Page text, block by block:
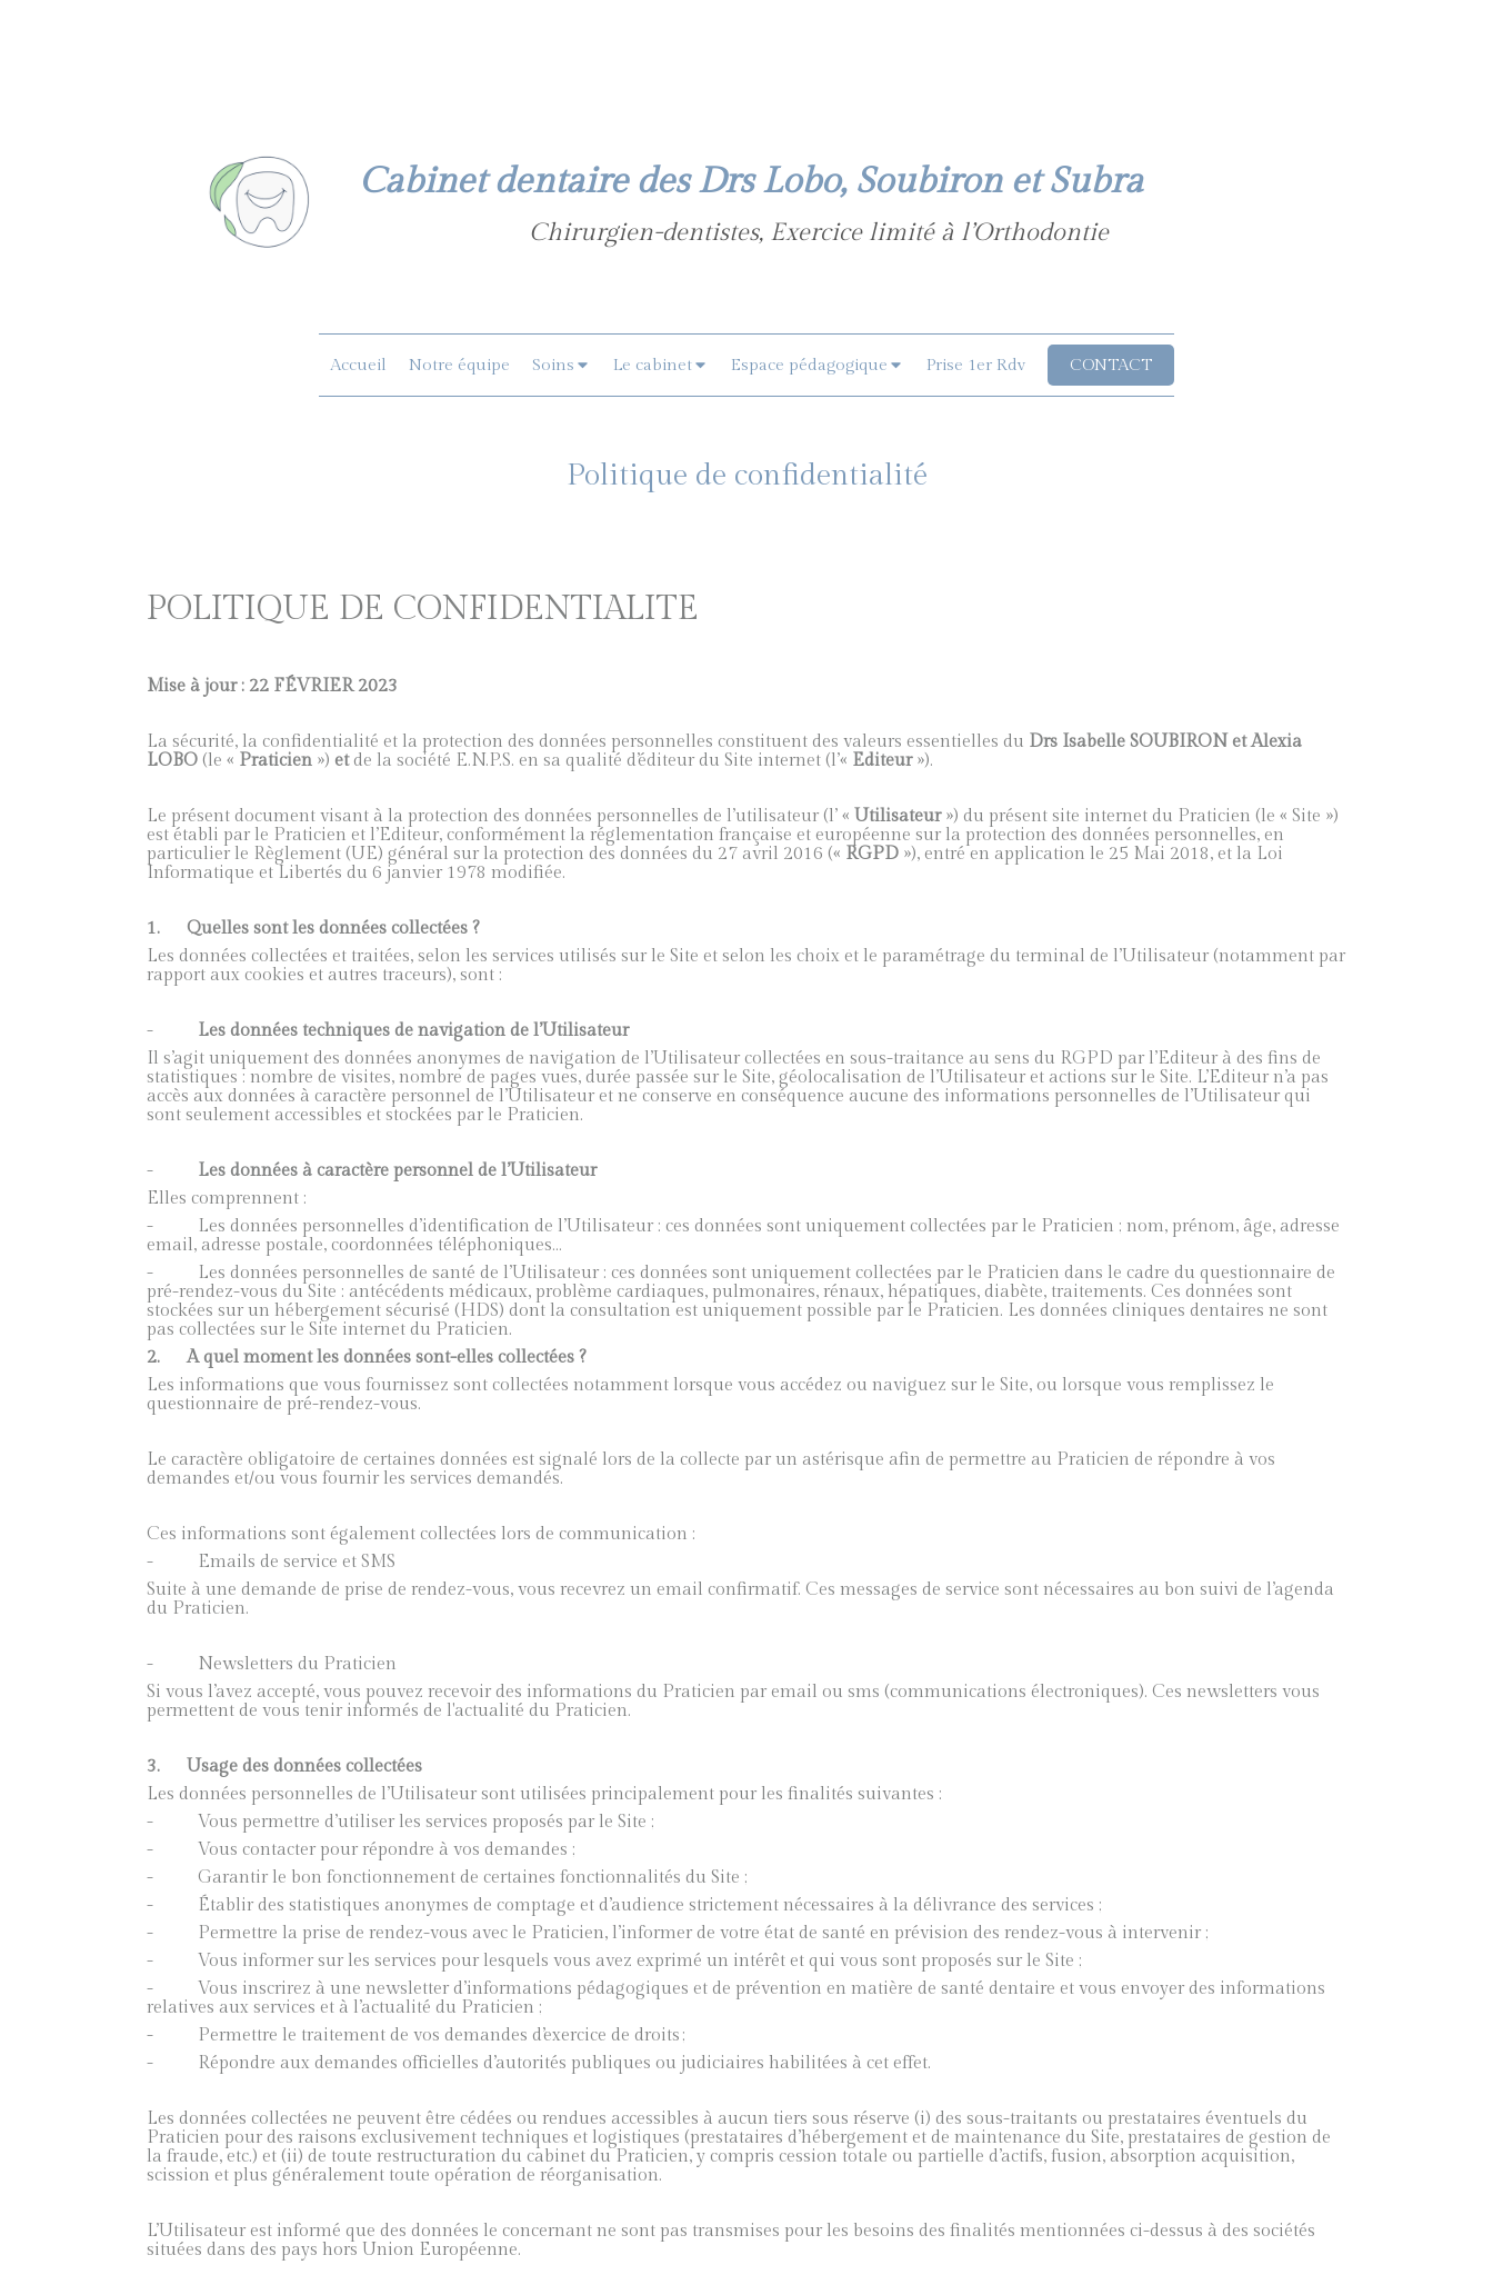
Cabinet dentaire des Drs Lobo, Soubiron et Subra
Chirurgien-dentistes, Exercice limité à l’Orthodontie
Accueil Notre équipe Soins Le cabinet Espace pédagogique Prise 1er Rdv CONTACT
Politique de confidentialité
POLITIQUE DE CONFIDENTIALITE
Mise à jour : 22 FÉVRIER 2023
La sécurité, la confidentialité et la protection des données personnelles constituent des valeurs essentielles du Drs Isabelle SOUBIRON et Alexia
LOBO (le « Praticien ») etde la société E.N.P.S. en sa qualité d’éditeur du Site internet (l’« Editeur»).
Le présent document visant à la protection des données personnelles de l’utilisateur (l’ « Utilisateur») du présent site internet du Praticien (le « Site »)
est établi par le Praticien et l’Editeur, conformément la réglementation française et européenne sur la protection des données personnelles, en
particulier le Règlement (UE) général sur la protection des données du 27 avril 2016 (« RGPD »), entré en application le 25 Mai 2018, et la Loi
Informatique et Libertés du 6 janvier 1978 modifiée.
1. Quelles sont les données collectées ?
Les données collectées et traitées, selon les services utilisés sur le Site et selon les choix et le paramétrage du terminal de l’Utilisateur (notamment par
rapport aux cookies et autres traceurs), sont :
- Les données techniques de navigation de l’Utilisateur
Il s’agit uniquement des données anonymes de navigation de l’Utilisateur collectées en sous-traitance au sens du RGPD par l’Editeur à des fins de
statistiques : nombre de visites, nombre de pages vues, durée passée sur le Site, géolocalisation de l’Utilisateur et actions sur le Site. L’Editeur n’a pas
accès aux données à caractère personnel de l’Utilisateur et ne conserve en conséquence aucune des informations personnelles de l’Utilisateur qui
sont seulement accessibles et stockées par le Praticien.
- Les données à caractère personnel de l’Utilisateur
Elles comprennent :
- Les données personnelles d’identification de l’Utilisateur : ces données sont uniquement collectées par le Praticien ; nom, prénom, âge, adresse
email, adresse postale, coordonnées téléphoniques…
- Les données personnelles de santé de l’Utilisateur : ces données sont uniquement collectées par le Praticien dans le cadre du questionnaire de
pré-rendez-vous du Site : antécédents médicaux, problème cardiaques, pulmonaires, rénaux, hépatiques, diabète, traitements. Ces données sont
stockées sur un hébergement sécurisé (HDS) dont la consultation est uniquement possible par le Praticien. Les données cliniques dentaires ne sont
pas collectées sur le Site internet du Praticien.
2.A quel moment les données sont-elles collectées ?
Les informations que vous fournissez sont collectées notamment lorsque vous accédez ou naviguez sur le Site, ou lorsque vous remplissez le
questionnaire de pré-rendez-vous.
Le caractère obligatoire de certaines données est signalé lors de la collecte par un astérisque afin de permettre au Praticien de répondre à vos
demandes et/ou vous fournir les services demandés.
Ces informations sont également collectées lors de communication :
- Emails de service et SMS
Suite à une demande de prise de rendez-vous, vous recevrez un email confirmatif. Ces messages de service sont nécessaires au bon suivi de l’agenda
du Praticien.
- Newsletters du Praticien
Si vous l’avez accepté, vous pouvez recevoir des informations du Praticien par email ou sms (communications électroniques). Ces newsletters vous
permettent de vous tenir informés de l'actualité du Praticien.
3. Usage des données collectées
Les données personnelles de l’Utilisateur sont utilisées principalement pour les finalités suivantes :
- Vous permettre d’utiliser les services proposés par le Site ;
- Vous contacter pour répondre à vos demandes ;
- Garantir le bon fonctionnement de certaines fonctionnalités du Site ;
- Établir des statistiques anonymes de comptage et d’audience strictement nécessaires à la délivrance des services ;
- Permettre la prise de rendez-vous avec le Praticien, l’informer de votre état de santé en prévision des rendez-vous à intervenir ;
- Vous informer sur les services pour lesquels vous avez exprimé un intérêt et qui vous sont proposés sur le Site ;
- Vous inscrirez à une newsletter d’informations pédagogiques et de prévention en matière de santé dentaire et vous envoyer des informations
relatives aux services et à l’actualité du Praticien ;
- Permettre le traitement de vos demandes d’exercice de droits ;
- Répondre aux demandes officielles d’autorités publiques ou judiciaires habilitées à cet effet.
Les données collectées ne peuvent être cédées ou rendues accessibles à aucun tiers sous réserve (i) des sous-traitants ou prestataires éventuels du
Praticien pour des raisons exclusivement techniques et logistiques (prestataires d’hébergement et de maintenance du Site, prestataires de gestion de
la fraude, etc.) et (ii) de toute restructuration du cabinet du Praticien, y compris cession totale ou partielle d’actifs, fusion, absorption acquisition,
scission et plus généralement toute opération de réorganisation.
L’Utilisateur est informé que des données le concernant ne sont pas transmises pour les besoins des finalités mentionnées ci-dessus à des sociétés
situées dans des pays hors Union Européenne.